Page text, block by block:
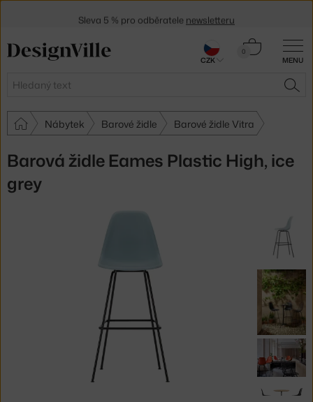
MENU
Hledat
0
Košík
Nábytek Barové židle Barové židle Vitra
Barová židle Eames Plastic High, ice
grey
Sleva 5 % pro odběratele newsletteru
30 dní na vrácení zboží
CZK